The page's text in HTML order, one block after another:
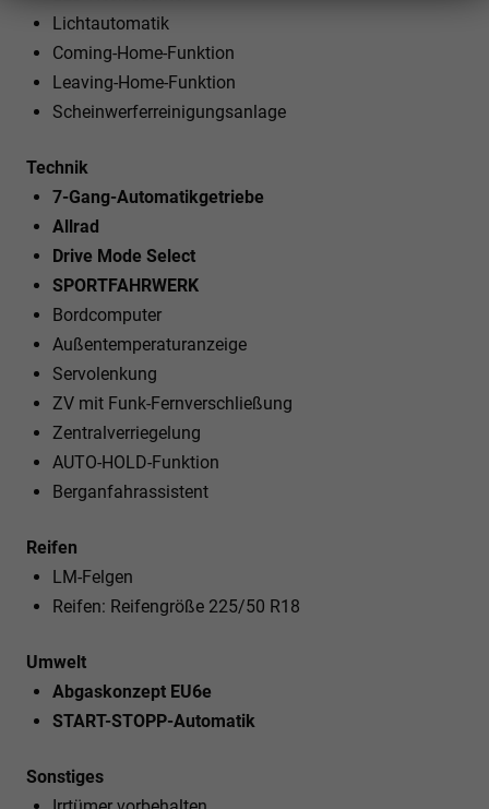
Lichtautomatik
Coming-Home-Funktion
Leaving-Home-Funktion
Scheinwerferreinigungsanlage
Technik
7-Gang-Automatikgetriebe
Allrad
Drive Mode Select
SPORTFAHRWERK
Bordcomputer
Außentemperaturanzeige
Servolenkung
ZV mit Funk-Fernverschließung
Zentralverriegelung
AUTO-HOLD-Funktion
Berganfahrassistent
Reifen
LM-Felgen
Reifen: Reifengröße 225/50 R18
Umwelt
Abgaskonzept EU6e
START-STOPP-Automatik
Sonstiges